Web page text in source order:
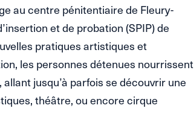
au centre pénitentiaire de Fleury-
et de probation (SPIP) de
pratiques artistiques et
les personnes détenues nourrissent
jusqu’à parfois se découvrir une
théâtre, ou encore cirque